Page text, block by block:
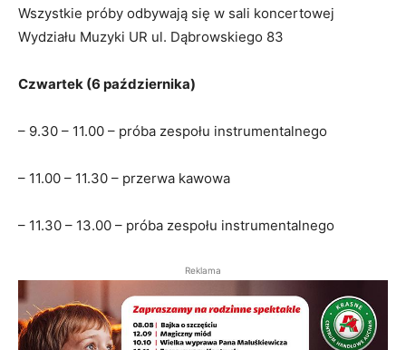
Wszystkie próby odbywają się w sali koncertowej
Wydziału Muzyki UR ul. Dąbrowskiego 83
Czwartek (6 października)
– 9.30 – 11.00 – próba zespołu instrumentalnego
– 11.00 – 11.30 – przerwa kawowa
– 11.30 – 13.00 – próba zespołu instrumentalnego
Reklama